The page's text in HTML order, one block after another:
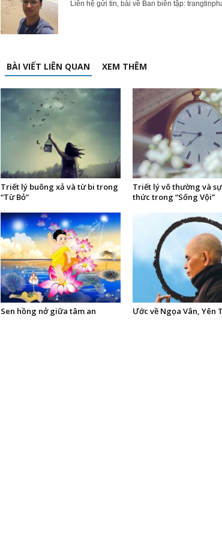
Liên hệ gửi tin, bài về Ban biên tập:
BÀI VIẾT LIÊN QUAN XEM THÊM
Triết lý buông xả và từ bi trong
“Từ Bỏ”
Triết lý vô thường và
thức trong “Sống Vội”
Sen hồng nở giữa tâm an Ước về Ngọa Vân, Yên